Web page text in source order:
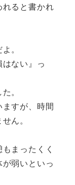
ると書かれ
。
ない』っ
。
すが、時間
ん。
まったくく
弱いといっ